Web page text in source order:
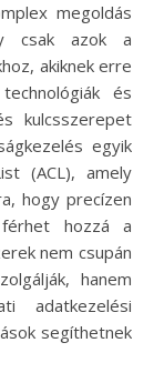
megoldás
csak azok a
akiknek erre
és
kulcsszerepet
egyik
(ACL), amely
hogy precízen
hozzá a
nem csupán
hanem
adatkezelési
segíthetnek